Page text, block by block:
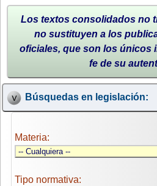
Los textos consolidados no
no sustituyen a los
oficiales, que son los únicos
fe de su
Búsquedas en legislación:
Materia:
Tipo normativa: